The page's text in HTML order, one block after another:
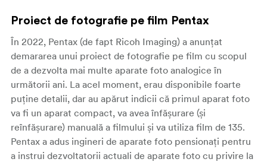
Proiect de fotografie pe film Pentax
În 2022, Pentax (de fapt Ricoh Imaging) a anunțat
demararea unui proiect de fotografie pe film cu scopul
de a dezvolta mai multe aparate foto analogice în
următorii ani. La acel moment, erau disponibile foarte
puține detalii, dar au apărut indicii că primul aparat foto
va fi un aparat compact, va avea înfășurare (și
reînfășurare) manuală a filmului și va utiliza film de 135.
Pentax a adus ingineri de aparate foto pensionați pentru
a instrui dezvoltatorii actuali de aparate foto cu privire la